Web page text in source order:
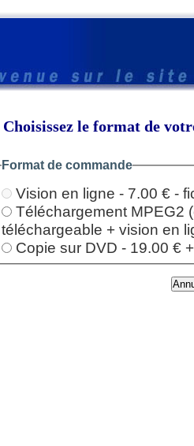
Choisissez le format de
Format de commande
Vision en ligne - 7.00 € -
Téléchargement MPEG2
téléchargeable + vision en
Copie sur DVD - 19.00 €